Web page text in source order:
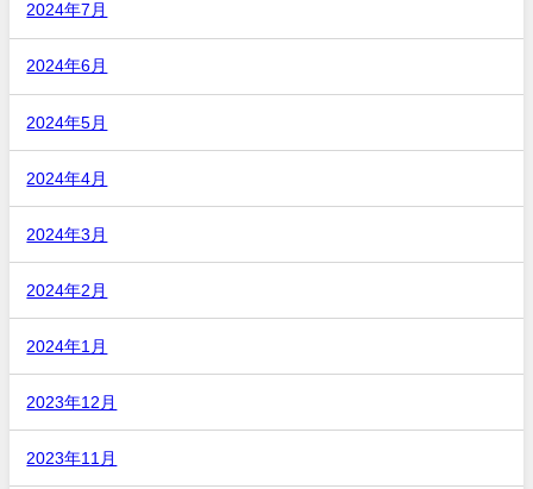
2024年7月
2024年6月
2024年5月
2024年4月
2024年3月
2024年2月
2024年1月
2023年12月
2023年11月